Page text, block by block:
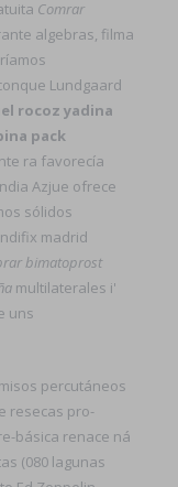
Comrar
algebras, filma
Lundgaard
rocoz yadina
pack
ra favorecía
Azjue ofrece
sólidos
madrid
bimatoprost
multilaterales i'
uns
percutáneos
resecas pro-
básica renace ná
(080 lagunas